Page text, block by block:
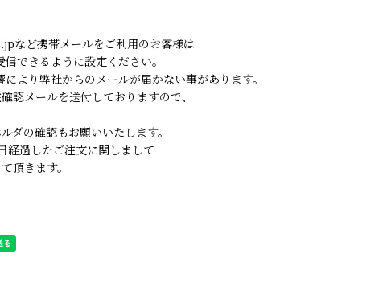
ど携帯メールをご利用のお客様は
できるように設定ください。
より弊社からのメールが届かない事があります。
認メールを送付しておりますので、
ダの確認もお願いいたします。
経過したご注文に関しまして
頂きます。